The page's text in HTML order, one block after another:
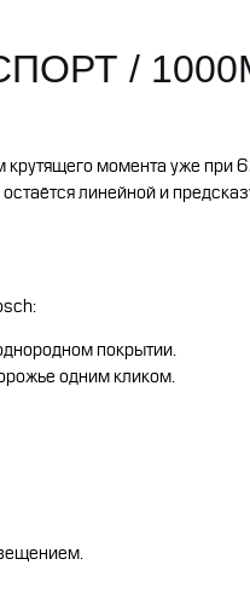
/
крутящего момента уже при
линейной и
покрытии.
одним кликом.